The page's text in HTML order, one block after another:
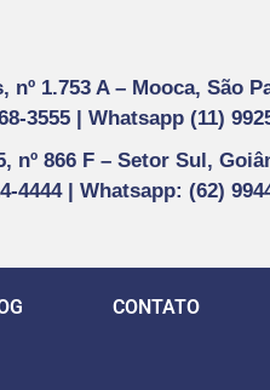
nº 1.753 A – Mooca, São
3555 | Whatsapp (11)
nº 866 F – Setor Sul,
4444 | Whatsapp: (62)
CONTATO